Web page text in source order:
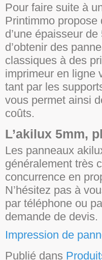
Pour faire suite à
Printimmo propose
d’une épaisseur
d’obtenir des
classiques à des
imprimeur en ligne
tant par les
vous permet ainsi
coûts.
L’akilux 5mm,
Les panneaux
généralement très
concurrence en
N’hésitez pas à
par téléphone ou
demande de devis.
Impression de
Publié dans